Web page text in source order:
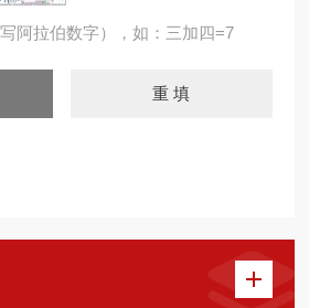
阿拉伯数字），如：三加四=7